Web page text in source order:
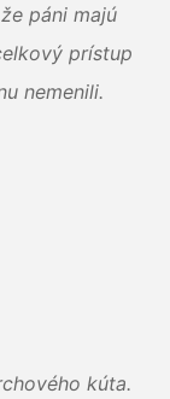
páni majú
prístup
nemenili.
kúta.